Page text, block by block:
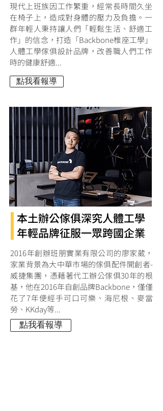
現代上班族因工作繁重，經常長時間久坐
在椅子上，造成對身體的壓力及負擔。一
群年輕人秉持讓人們「輕鬆生活、舒適工
作」的信念，打造「Backbone椎座工學」
人體工學傢俱設計品牌，改善職人們工作
時的健康舒適...
點我看報導
本土辦公傢俱深究人體工學
年輕品牌征服一眾跨國企業
2016年創辦班朋實業有限公司的廖家葳，
家業背景為大中華市場的傢俱配件開創者-
威捷集團，憑藉著代工辦公傢俱30年的根
基，他在2016年自創品牌Backbone，僅僅
花了7年便經手可口可樂、海尼根、麥當
勞、KKday等...
Describe what you offer here. Add a
few choice words and a stunning pic to
點我看報導